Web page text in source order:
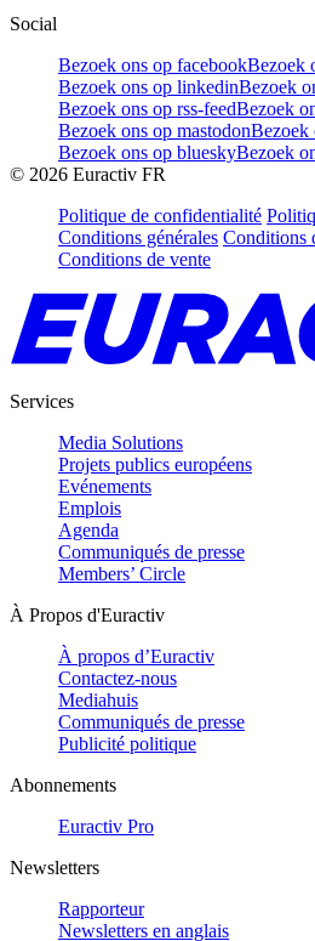
Social
Bezoek ons op facebookBezoek
Bezoek ons op linkedinBezoek
Bezoek ons op rss-feedBezoek
Bezoek ons op mastodonBezoek
Bezoek ons op blueskyBezoek
© 2026 Euractiv FR
Politique de confidentialité
Conditions générales Conditions
Conditions de vente
Services
Media Solutions
Projets publics européens
Evénements
Emplois
Agenda
Communiqués de presse
Members’ Circle
À Propos d'Euractiv
À propos d’Euractiv
Contactez-nous
Mediahuis
Communiqués de presse
Publicité politique
Abonnements
Euractiv Pro
Newsletters
Rapporteur
Newsletters en anglais